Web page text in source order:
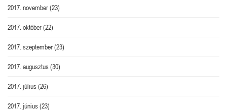
2017. november(23)
2017. október(22)
2017. szeptember(23)
2017. augusztus(30)
2017. július(26)
2017. június(23)